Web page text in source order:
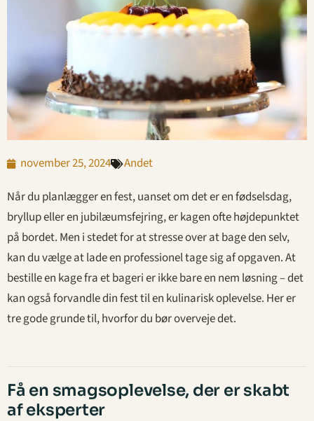
november 25, 2024
Andet
Når du planlægger en fest, uanset om det er en fødselsdag,
bryllup eller en jubilæumsfejring, er kagen ofte højdepunktet
på bordet. Men i stedet for at stresse over at bage den selv,
kan du vælge at lade en professionel tage sig af opgaven. At
bestille en kage fra et bageri er ikke bare en nem løsning – det
kan også forvandle din fest til en kulinarisk oplevelse. Her er
tre gode grunde til, hvorfor du bør overveje det.
Få en smagsoplevelse, der er skabt
af eksperter